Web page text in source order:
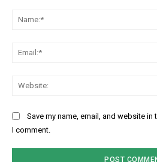
Save my name, email, and website
I comment.